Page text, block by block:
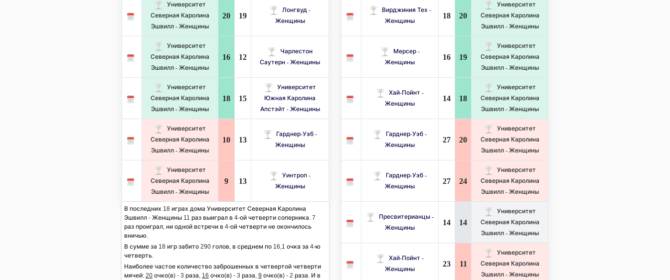
Университет
Северная Каролина
Эшвилл - Женщины
20 19
Лонгвуд -
Женщины
Университет
Северная Каролина
Эшвилл - Женщины
16 12
Чарлестон
Саутерн - Женщины
Университет
Северная Каролина
Эшвилл - Женщины
18 15
Университет
Южная Каролина
Апстэйт - Женщины
Университет
Северная Каролина
Эшвилл - Женщины
10 13
Гарднер-Уэб -
Женщины
Университет
Северная Каролина
Эшвилл - Женщины
9 13
Уинтроп -
Женщины
В последних 18 играх дома Университет Северная Каролина
Эшвилл - Женщины 11 раз выиграл в 4-ой четверти соперника. 7
раз проиграл, ни одной встречи в 4-ой четверти не окончилось
вничью.
В сумме за 18 игр забито 290 голов, в среднем по 16,1 очка за 4-ю
четверть.
Наиболее частое количество заброшенных в четвертой четверти
мячей: 20 очко(в) - 3 раза, 16 очко(в) - 3 раза, 9 очко(в) - 2 раза. И в
Вирджиния Тех -
Женщины
18 20
Университет
Северная Каролина
Эшвилл - Женщины
Мерсер -
Женщины
16 19
Университет
Северная Каролина
Эшвилл - Женщины
Хай-Пойнт -
Женщины
14 18
Университет
Северная Каролина
Эшвилл - Женщины
Гарднер-Уэб -
Женщины
27 20
Университет
Северная Каролина
Эшвилл - Женщины
Гарднер-Уэб -
Женщины
27 24
Университет
Северная Каролина
Эшвилл - Женщины
Пресвитерианцы -
Женщины
14 14
Университет
Северная Каролина
Эшвилл - Женщины
Хай-Пойнт -
Женщины
23 11
Университет
Северная Каролина
Эшвилл - Женщины